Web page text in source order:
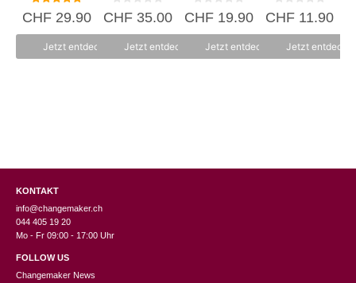
5.00
von 5
CHF29.90
Jetzt entdecken
0
v
CHF35.00
Jetzt entdecken
0
v
CHF19.90
Jetzt entdecken
0
v
CHF 11.90
Jetzt
KONTAKT
info@changemaker.ch
044 405 19 20
Mo - Fr 09:00 - 17:00 Uhr
FOLLOW US
Changemaker News